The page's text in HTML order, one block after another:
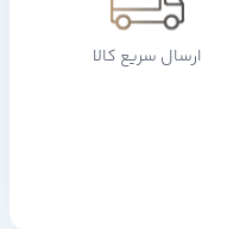
ارسال سریع کالا